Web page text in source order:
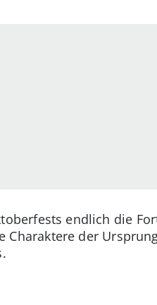
endlich die
Charaktere der